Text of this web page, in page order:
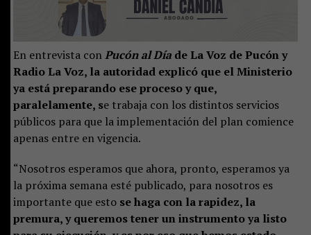
En entrevista conPucón al Díade La Voz de Pucón y
Radio La Voz, la autoridad explicó que el Ministerio
ya está preparando ese proceso y que,
paralelamente, se trabaja con los distintos servicios
públicos para que la implementación del plan comience
apenas entre en vigencia.
“Nosotros esperamos que ahora, pronto, esperamos ya
la próxima semana esté publicado, para nosotros es
importante que esto se haga con la rapidez, la
premura, y queremos tener un instrumento ya listo